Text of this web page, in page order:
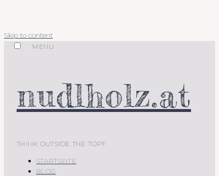
Skip to content
MENU
nudlholz.at
THINK OUTSIDE THE TOPF
STARTSEITE
BLOG